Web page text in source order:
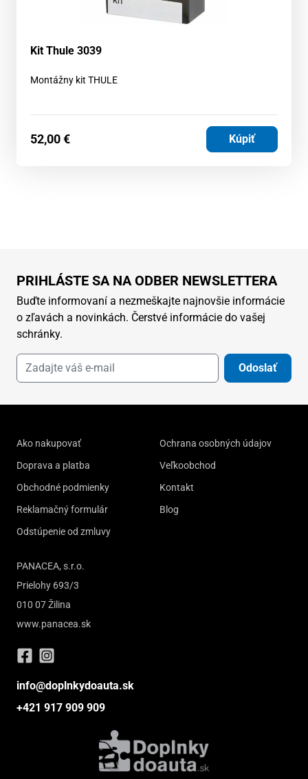
Kit Thule 3039
Montážny kit THULE
52,00€ Kúpiť
PRIHLÁSTE SA NA ODBER NEWSLETTERA
Buďte informovaní a nezmeškajte najnovšie informácie
o zľavách a novinkách. Čerstvé informácie do vašej
schránky.
Odoslať
Ako nakupovať
Doprava a platba
Obchodné podmienky
Reklamačný formulár
Odstúpenie od zmluvy
Ochrana osobných údajov
Veľkoobchod
Kontakt
Blog
PANACEA, s.r.o.
Prielohy 693/3
010 07 Žilina
www.panacea.sk
info@doplnkydoauta.sk
+421 917 909 909